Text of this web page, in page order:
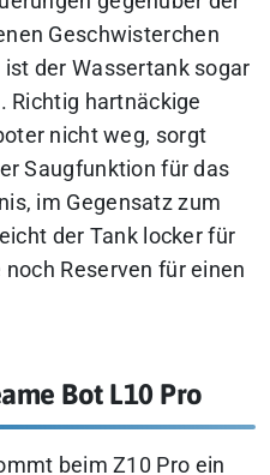
Geschwisterchen
der Wassertank sogar
Richtig hartnäckige
nicht weg, sorgt
Saugfunktion für das
im Gegensatz zum
der Tank locker für
Reserven für einen
Bot L10 Pro
beim Z10 Pro ein